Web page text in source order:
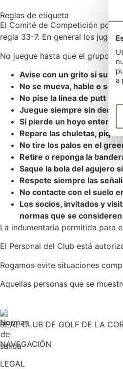
Reglas de etiqueta
El Comité de Competición
regla 33-7. En general los
No juegue hasta que el grupo
Avise con un grito si su
No se mueva, hable o se
No pise la línea de putt de
Juegue siempre sin
Sí pierde un hoyo entero y
Repare las chuletas,
No tire los palos en el
Retire o reponga la
Saque la bola del agujero
Respete siempre las
No contacte con el suelo
Los socios, invitados y
normas que se
La indumentaria permitida para
El Personal del Club está
Rogamos evite situaciones
Aquellas personas que se
REAL CLUB DE GOLF DE LA
NAVEGACIÓN
LEGAL
a